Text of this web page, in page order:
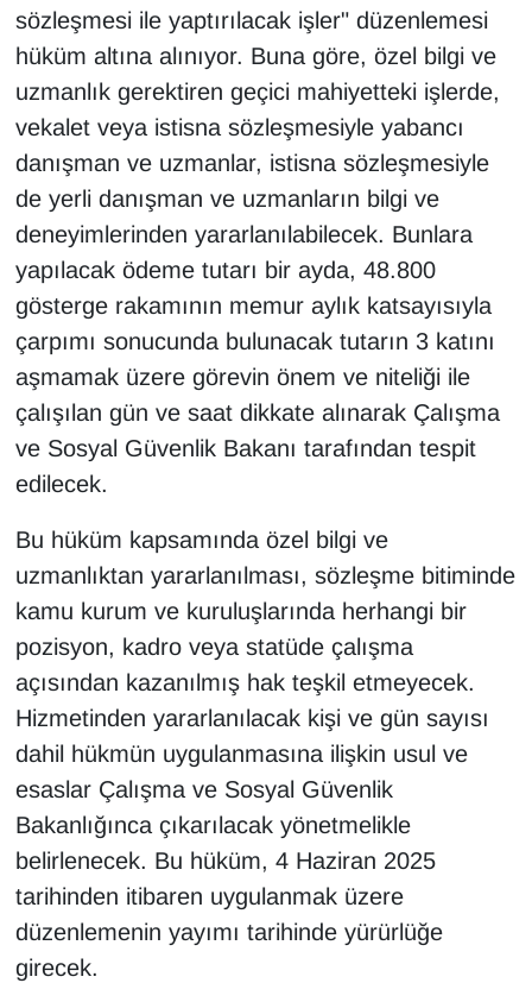
sözleşmesi ile yaptırılacak işler" düzenlemesi
hüküm altına alınıyor. Buna göre, özel bilgi ve
uzmanlık gerektiren geçici mahiyetteki işlerde,
vekalet veya istisna sözleşmesiyle yabancı
danışman ve uzmanlar, istisna sözleşmesiyle
de yerli danışman ve uzmanların bilgi ve
deneyimlerinden yararlanılabilecek. Bunlara
yapılacak ödeme tutarı bir ayda, 48.800
gösterge rakamının memur aylık katsayısıyla
çarpımı sonucunda bulunacak tutarın 3 katını
aşmamak üzere görevin önem ve niteliği ile
çalışılan gün ve saat dikkate alınarak Çalışma
ve Sosyal Güvenlik Bakanı tarafından tespit
edilecek.
Bu hüküm kapsamında özel bilgi ve
uzmanlıktan yararlanılması, sözleşme bitiminde
kamu kurum ve kuruluşlarında herhangi bir
pozisyon, kadro veya statüde çalışma
açısından kazanılmış hak teşkil etmeyecek.
Hizmetinden yararlanılacak kişi ve gün sayısı
dahil hükmün uygulanmasına ilişkin usul ve
esaslar Çalışma ve Sosyal Güvenlik
Bakanlığınca çıkarılacak yönetmelikle
belirlenecek. Bu hüküm, 4 Haziran 2025
tarihinden itibaren uygulanmak üzere
düzenlemenin yayımı tarihinde yürürlüğe
girecek.